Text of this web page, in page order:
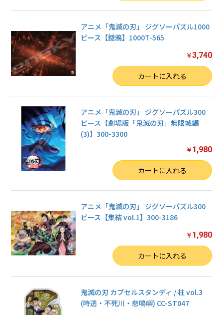
アニメ「鬼滅の刃」 ジグソーパズル1000
ピース【鎹鴉】1000T-565
￥3,740
カートに入れる
アニメ「鬼滅の刃」 ジグソーパズル300
ピース【劇場版「鬼滅の刃」無限城編
(3)】300-3300
￥ 1,980
カートに入れる
アニメ「鬼滅の刃」 ジグソーパズル300
ピース【集結 vol.1】300-3186
￥ 1,980
カートに入れる
鬼滅の刃 カブセルスタンディ / 柱 vol.3
(時透・不死川・悲鳴嶼) CC-ST047
お買い物を続ける